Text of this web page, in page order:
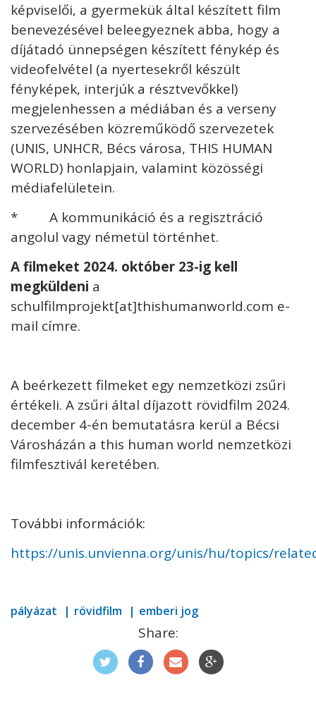
képviselői, a gyermekük által készített film
benevezésével beleegyeznek abba, hogy a
díjátadó ünnepségen készített fénykép és
videofelvétel (a nyertesekről készült
fényképek, interjúk a résztvevőkkel)
megjelenhessen a médiában és a verseny
szervezésében közreműködő szervezetek
(UNIS, UNHCR, Bécs városa, THIS HUMAN
WORLD) honlapjain, valamint közösségi
médiafelületein.
* A kommunikáció és a regisztráció
angolul vagy németül történhet.
A filmeket 2024. október 23-ig kell
megküldeni a
schulfilmprojekt[at]thishumanworld.com e-
mail címre.
A beérkezett filmeket egy nemzetközi zsűri
értékeli. A zsűri által díjazott rövidfilm 2024.
december 4-én bemutatásra kerül a Bécsi
Városházán a this human world nemzetközi
filmfesztivál keretében.
További információk:
https://unis.unvienna.org/unis/hu/topics/
pályázat rövidfilm emberi jog
Share: